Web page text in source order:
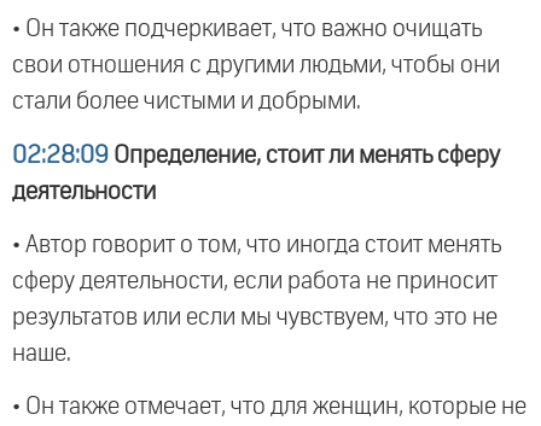
• Он также подчеркивает, что важно очищать
свои отношения с другими людьми, чтобы они
стали более чистыми и добрыми.
02:28:09 Определение, стоит ли менять сферу
деятельности
• Автор говорит о том, что иногда стоит менять
сферу деятельности, если работа не приносит
результатов или если мы чувствуем, что это не
наше.
• Он также отмечает, что для женщин, которые не